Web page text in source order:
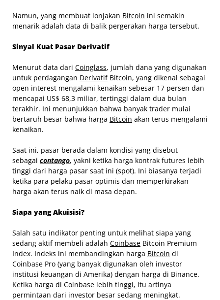
Namun, yang membuat lonjakan Bitcoin ini semakin
menarik adalah data di balik pergerakan harga tersebut.
Sinyal Kuat Pasar Derivatif
Menurut data dari Coinglass, jumlah dana yang digunakan
untuk perdagangan DerivatifBitcoin, yang dikenal sebagai
open interest mengalami kenaikan sebesar 17 persen dan
mencapai US$ 68,3 miliar, tertinggi dalam dua bulan
terakhir. Ini menunjukkan bahwa banyak trader mulai
bertaruh besar bahwa harga Bitcoin akan terus mengalami
kenaikan.
Saat ini, pasar berada dalam kondisi yang disebut
sebagai contango, yakni ketika harga kontrak futures lebih
tinggi dari harga pasar saat ini (spot). Ini biasanya terjadi
ketika para pelaku pasar optimis dan memperkirakan
harga akan terus naik di masa depan.
Siapa yang Akuisisi?
Salah satu indikator penting untuk melihat siapa yang
sedang aktif membeli adalah Coinbase Bitcoin Premium
Index. Indeks ini membandingkan harga Bitcoin di
Coinbase Pro (yang banyak digunakan oleh investor
institusi keuangan di Amerika) dengan harga di Binance.
Ketika harga di Coinbase lebih tinggi, itu artinya
permintaan dari investor besar sedang meningkat.